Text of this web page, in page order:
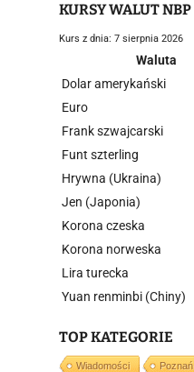
KURSY WALUT NBP
Kurs z dnia: 7 sierpnia 2026
Waluta
Dolar amerykański
Euro
Frank szwajcarski
Funt szterling
Hrywna (Ukraina)
Jen (Japonia)
Korona czeska
Korona norweska
Lira turecka
Yuan renminbi (Chiny)
TOP KATEGORIE
Wiadomości Poznań